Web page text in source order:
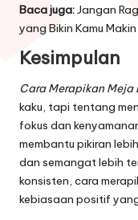
Baca juga: Jangan
yang Bikin Kamu
Kesimpulan
Cara Merapikan Meja
kaku, tapi tentang
fokus dan
membantu pikiran
dan semangat lebih
konsisten, cara
kebiasaan positif